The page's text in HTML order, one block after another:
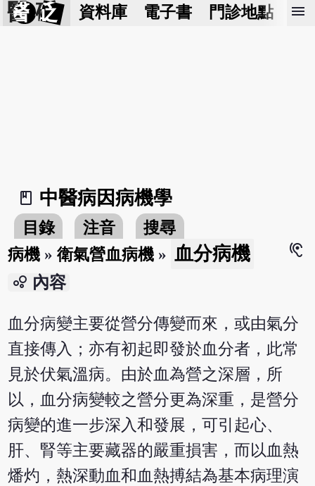
醫 砭 資料庫 電子書 門診地點 預
menu
book_2
中醫病因病機學
目錄 注音
搜尋
病機 »衛氣營血病機 » 血分病機
hearing
bubble_chart 內容
血分病變主要從營分傳變而來，或由氣分
直接傳入；亦有初起即發於血分者，此常
見於伏氣溫病。由於血為營之深層，所
以，血分病變較之營分更為深重，是營分
病變的進一步深入和發展，可引起心、
肝、腎等主要藏器的嚴重損害，而以血熱
燔灼，熱深動血和血熱搏結為基本病理演